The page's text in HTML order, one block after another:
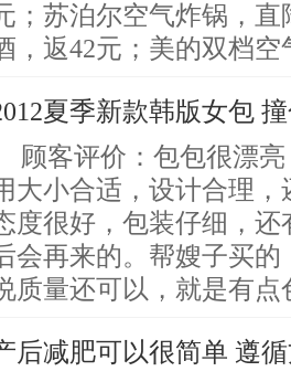
；苏泊尔空气炸锅，直
，返42元；美的双档空
夏季新款韩版女包
顾客评价：包包很漂
大小合适，设计合理
度很好，包装仔细，
会再来的。帮嫂子买
质量还可以，就是有点
后减肥可以很简单 遵